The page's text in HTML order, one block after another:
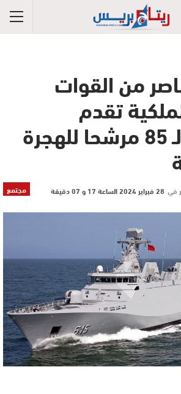
من القوات
تقدم
المساعدة لـ 85 مرشحا للهجرة
مجتمع في 28 فبراير 2024 الساعة 17 و 07 دقيقة